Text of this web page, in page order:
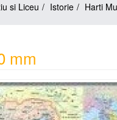
si Liceu Istorie Harti
mm